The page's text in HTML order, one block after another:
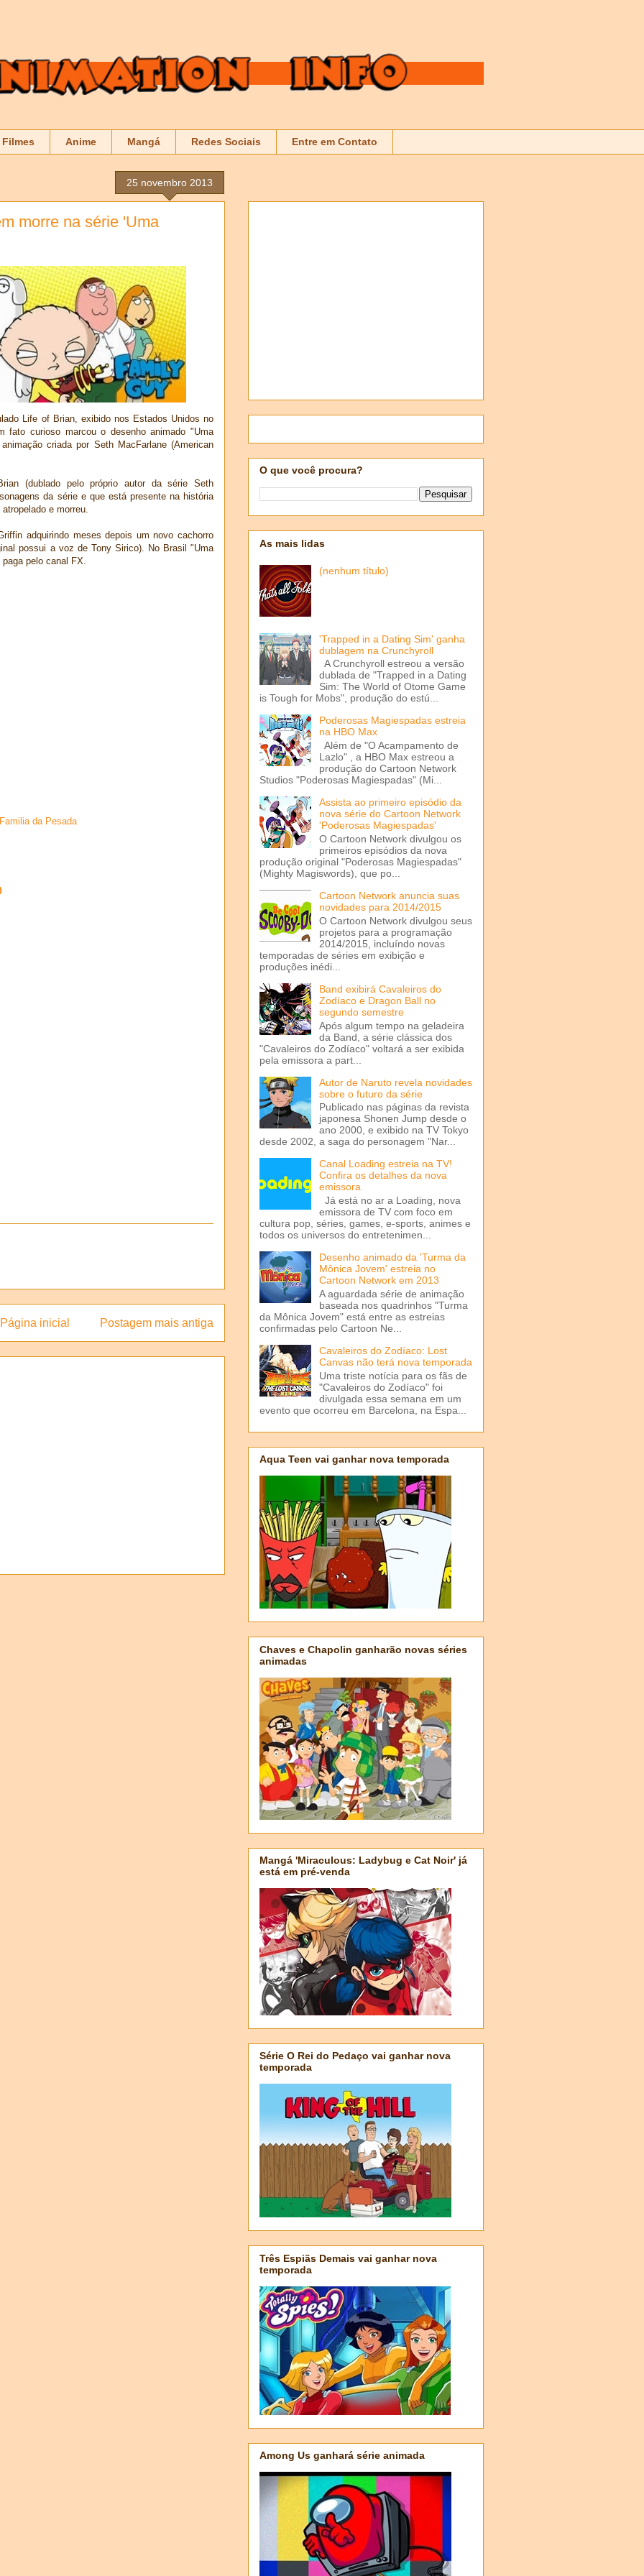
Filmes Anime Mangá Redes Sociais Entre em Contato
25 novembro 2013
morre na série 'Uma
Life of Brian, exibido nos Estados Unidos no
fato curioso marcou o desenho animado "Uma
criada por Seth MacFarlane (American
(dublado pelo próprio autor da série Seth
da série e que está presente na história
e morreu.
adquirindo meses depois um novo cachorro
possui a voz de Tony Sirico). No Brasil "Uma
pelo canal FX.
da Pesada
Postagem mais antiga
Página inicial
O que você procura?
As mais lidas
(nenhum título)
'Trapped in a Dating Sim' ganha
dublagem na Crunchyroll
A Crunchyroll estreou a versão
dublada de "Trapped in a Dating
Sim: The World of Otome Game
is Tough for Mobs", produção do estú...
Poderosas Magiespadas estreia
na HBO Max
Além de "O Acampamento de
Lazlo" , a HBO Max estreou a
produção do Cartoon Network
Studios "Poderosas Magiespadas" (Mi...
Assista ao primeiro episódio da
nova série do Cartoon Network
'Poderosas Magiespadas'
O Cartoon Network divulgou os
primeiros episódios da nova
produção original "Poderosas Magiespadas"
(Mighty Magiswords), que po...
Cartoon Network anuncia suas
novidades para 2014/2015
O Cartoon Network divulgou seus
projetos para a programação
2014/2015, incluíndo novas
temporadas de séries em exibição e
produções inédi...
Band exibirá Cavaleiros do
Zodíaco e Dragon Ball no
segundo semestre
Após algum tempo na geladeira
da Band, a série clássica dos
"Cavaleiros do Zodíaco" voltará a ser exibida
pela emissora a part...
Autor de Naruto revela novidades
sobre o futuro da série
Publicado nas páginas da revista
japonesa Shonen Jump desde o
ano 2000, e exibido na TV Tokyo
desde 2002, a saga do personagem "Nar...
Canal Loading estreia na TV!
Confira os detalhes da nova
emissora
Já está no ar a Loading, nova
emissora de TV com foco em
cultura pop, séries, games, e-sports, animes e
todos os universos do entretenimen...
Desenho animado da 'Turma da
Mônica Jovem' estreia no
Cartoon Network em 2013
A aguardada série de animação
baseada nos quadrinhos "Turma
da Mônica Jovem" está entre as estreias
confirmadas pelo Cartoon Ne...
Cavaleiros do Zodíaco: Lost
Canvas não terá nova temporada
Uma triste notícia para os fãs de
"Cavaleiros do Zodíaco" foi
divulgada essa semana em um
evento que ocorreu em Barcelona, na Espa...
Aqua Teen vai ganhar nova temporada
Chaves e Chapolin ganharão novas séries
animadas
Mangá 'Miraculous: Ladybug e Cat Noir' já
está em pré-venda
Série O Rei do Pedaço vai ganhar nova
temporada
Três Espiãs Demais vai ganhar nova
temporada
Among Us ganhará série animada